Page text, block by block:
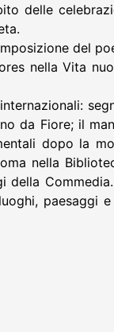
delle
del
nella Vita
da Fiore; il
dopo la
nella
della
paesaggi